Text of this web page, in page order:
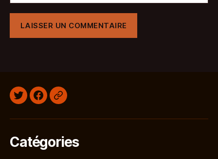
TwitterFacebook
Discord
Catégories